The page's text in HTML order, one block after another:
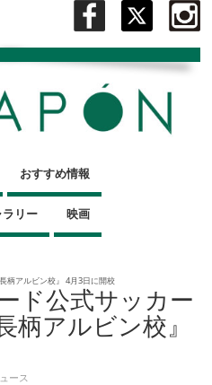
おすすめ情報
ラリー 映画
柄アルビン校』 4月3日に開校
ド公式サッカー
柄アルビン校』
ース